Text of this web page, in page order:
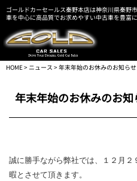
ゴールドカーセールス秦野本店は神奈川県秦野
車を中心に高品質でお求めやすい中古車を豊富
HOME> ニュース > 年末年始のお休みのお知らせ
年末年始のお休みのお知
誠に勝手ながら弊社では、１２月
暇とさせて頂きます。